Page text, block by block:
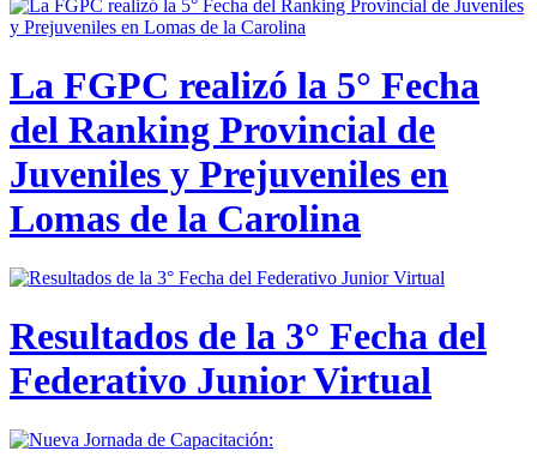
La FGPC realizó la 5° Fecha
del Ranking Provincial de
Juveniles y Prejuveniles en
Lomas de la Carolina
Resultados de la 3° Fecha del
Federativo Junior Virtual